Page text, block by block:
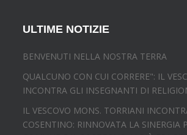
ULTIME NOTIZIE
BENVENUTI NELLA NOSTRA TERRA
QUALCUNO CON CUI CORRERE": IL
INCONTRA GLI INSEGNANTI DI
IL VESCOVO MONS. TORRIANI
COSENTINO: RINNOVATA LA SINERGIA